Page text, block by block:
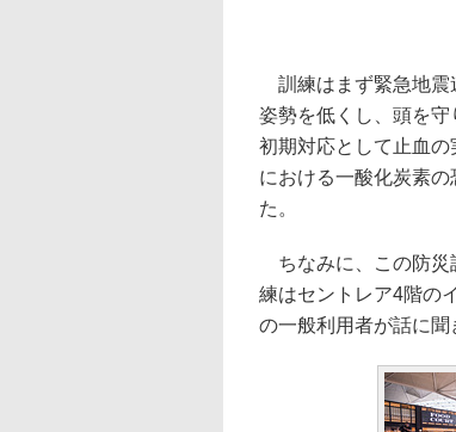
訓練はまず緊急地震
姿勢を低くし、頭を守
初期対応として止血
における一酸化炭素
た。
ちなみに、この防災
練はセントレア4階の
の一般利用者が話に聞